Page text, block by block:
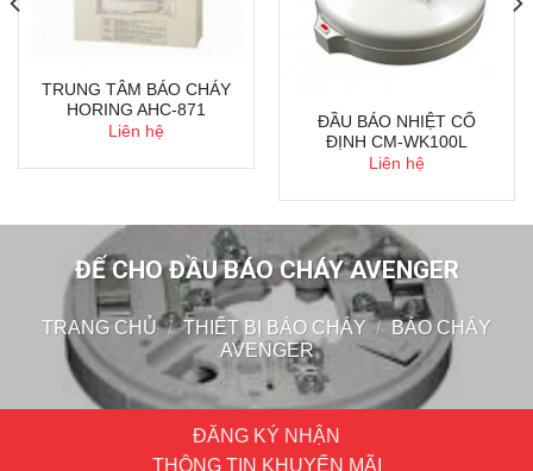
TRUNG TÂM BÁO CHÁY
HORING AHC-871
Liên hệ
ĐẦU BÁO NHIỆT CỐ
ĐỊNH CM-WK100L
Liên hệ
ĐẾ CHO ĐẦU BÁO CHÁY AVENGER
TRANG CHỦ / THIẾT BỊ BÁO CHÁY / BÁO CHÁY
AVENGER
ĐĂNG KÝ NHẬN
THÔNG TIN KHUYẾN MÃI